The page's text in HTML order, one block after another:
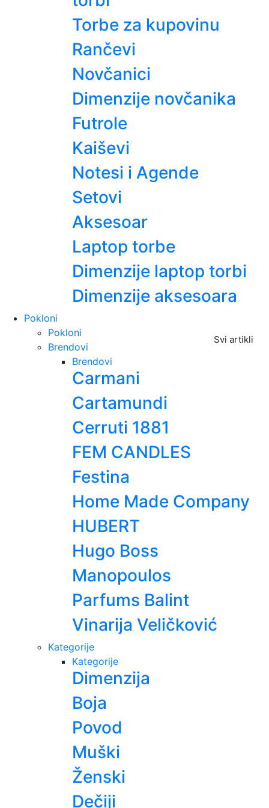
Torbe za kupovinu
Rančevi
Novčanici
Dimenzije novčanika
Futrole
Kaiševi
Notesi i Agende
Setovi
Aksesoar
Laptop torbe
Dimenzije laptop torbi
Dimenzije aksesoara
Pokloni
Svi artikli
Pokloni
Brendovi
Brendovi
Carmani
Cartamundi
Cerruti 1881
FEM CANDLES
Festina
Home Made Company
HUBERT
Hugo Boss
Manopoulos
Parfums Balint
Vinarija Veličković
Kategorije
Kategorije
Dimenzija
Boja
Povod
Muški
Ženski
Dečiji